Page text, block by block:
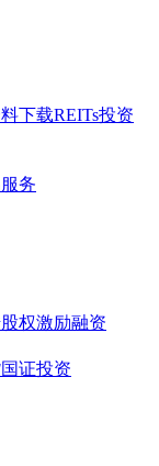
下载REITs投资
务
股权激励融资
国证投资